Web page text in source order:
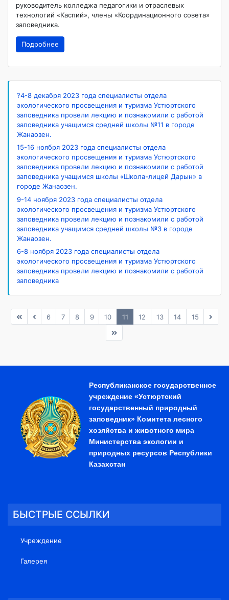
руководитель колледжа педагогики и отраслевых
технологий «Каспий», члены «Координационного совета»
заповедника.
Подробнее
?4-8 декабря 2023 года специалисты отдела
экологического просвещения и туризма Устюртского
заповедника провели лекцию и познакомили с работой
заповедника учащимся средней школы №11 в городе
Жанаозен.
15-16 ноября 2023 года специалисты отдела
экологического просвещения и туризма Устюртского
заповедника провели лекцию и познакомили с работой
заповедника учащимся школы «Школа-лицей Дарын» в
городе Жанаозен.
9-14 ноября 2023 года специалисты отдела
экологического просвещения и туризма Устюртского
заповедника провели лекцию и познакомили с работой
заповедника учащимся средней школы №3 в городе
Жанаозен.
6-8 ноября 2023 года специалисты отдела
экологического просвещения и туризма Устюртского
заповедника провели лекцию и познакомили с работой
заповедника
6 7 8 9 10 11 12 13 14 15
Республиканское государственное
учреждение «Устюртский
государственный природный
заповедник» Комитета лесного
хозяйства и животного мира
Министерства экологии и
природных ресурсов Республики
Казахстан
БЫСТРЫЕ ССЫЛКИ
Учреждение
Галерея